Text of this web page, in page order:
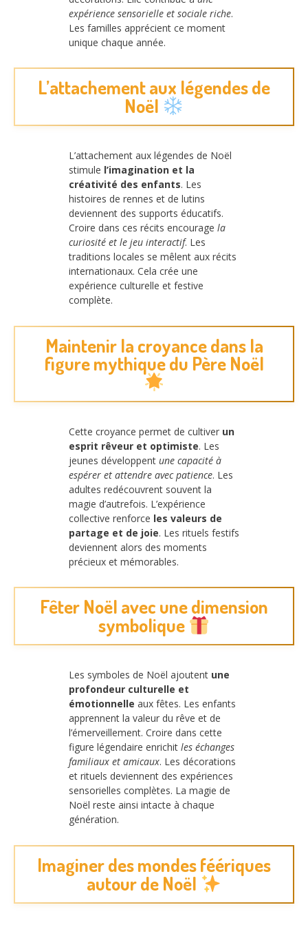
expérience sensorielle et sociale riche.
Les familles apprécient ce moment
unique chaque année.
L’attachement aux légendes de
Noël
L’attachement aux légendes de Noël
stimule l’imagination et la
créativité des enfants. Les
histoires de rennes et de lutins
deviennent des supports éducatifs.
Croire dans ces récits encourage la
curiosité et le jeu interactif. Les
traditions locales se mêlent aux récits
internationaux. Cela crée une
expérience culturelle et festive
complète.
Maintenir la croyance dans la
figure mythique du Père Noël
Cette croyance permet de cultiver un
esprit rêveur et optimiste. Les
jeunes développent une capacité à
espérer et attendre avec patience. Les
adultes redécouvrent souvent la
magie d’autrefois. L’expérience
collective renforce les valeurs de
partage et de joie. Les rituels festifs
deviennent alors des moments
précieux et mémorables.
Fêter Noël avec une dimension
symbolique
Les symboles de Noël ajoutent une
profondeur culturelle et
émotionnelle aux fêtes. Les enfants
apprennent la valeur du rêve et de
l’émerveillement. Croire dans cette
figure légendaire enrichit les échanges
familiaux et amicaux. Les décorations
et rituels deviennent des expériences
sensorielles complètes. La magie de
Noël reste ainsi intacte à chaque
génération.
Imaginer des mondes féériques
autour de Noël